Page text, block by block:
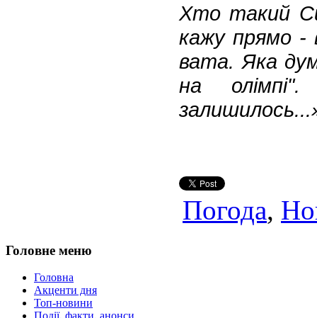
Хто такий
кажу прямо -
вата. Яка
на
Погода,
Головне меню
Головна
Акценти дня
Топ-новини